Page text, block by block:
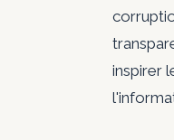
inspirer